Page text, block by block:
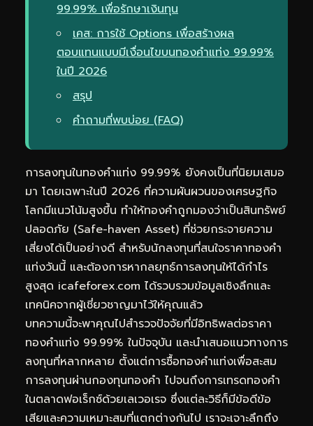
99.99% เพื่อรักษาเงินทุน
เคส: การใช้ Options เพื่อสร้างผล
ตอบแทนแบบมีเงื่อนไขบนทองคำแท่ง 99.99%
ในปี 2026
สรุป
คำถามที่พบบ่อย (FAQ)
การลงทุนในทองคำแท่ง 99.99% ยังคงเป็นที่นิยมเสมอ
มา โดยเฉพาะในปี 2026 ที่ความผันผวนของเศรษฐกิจ
โลกมีแนวโน้มสูงขึ้น ทำให้ทองคำถูกมองว่าเป็นสินทรัพย์
ปลอดภัย (Safe-haven Asset) ที่ช่วยกระจายความ
เสี่ยงได้เป็นอย่างดี สำหรับนักลงทุนที่สนใจราคาทองคำ
แท่งวันนี้ และต้องการหากลยุทธ์การลงทุนให้ได้กำไร
สูงสุด icafeforex.com ได้รวบรวมข้อมูลเชิงลึกและ
เทคนิคจากผู้เชี่ยวชาญมาไว้ให้คุณแล้ว
บทความนี้จะพาคุณไปสำรวจปัจจัยที่มีอิทธิพลต่อราคา
ทองคำแท่ง 99.99% ในปัจจุบัน และนำเสนอแนวทางการ
ลงทุนที่หลากหลาย ตั้งแต่การซื้อทองคำแท่งเพื่อสะสม
การลงทุนผ่านกองทุนทองคำ ไปจนถึงการเทรดทองคำ
ในตลาดฟอเร็กซ์ด้วยเลเวอเรจ ซึ่งแต่ละวิธีก็มีข้อดีข้อ
เสียและความเหมาะสมที่แตกต่างกันไป เราจะเจาะลึกถึง